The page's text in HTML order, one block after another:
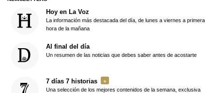
Hoy en La Voz
La información más destacada del día, de lunes a viernes a primera
hora de la mañana
Al final del día
Un resumen de las noticias que debes saber antes de acostarte
7 días 7 historias
Una selección de los mejores contenidos de la semana, exclusiva